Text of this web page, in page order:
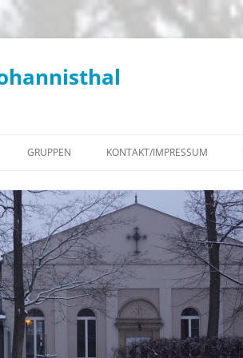
GRUPPEN
KLIMATEAM
BEGEGNUNGS-CAFÉ
KONTEMPLATIONSABENDE IN DER
KIRCHENGEMEINDE
JOHANNISTHAL
DIAKONISCHER ARBEITSKREIS
KONTAKT/IMPRESSUM